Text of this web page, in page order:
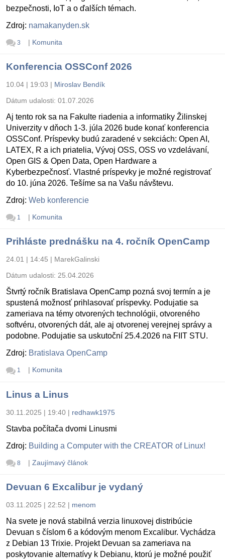
bezpečnosti, IoT a o ďalších témach.
Zdroj: namakanyden.sk
3 | Komunita
Konferencia OSSConf 2026
10.04 | 19:03 | Miroslav Bendík
Dátum udalosti: 01.07.2026
Aj tento rok sa na Fakulte riadenia a informatiky Žilinskej
Univerzity v dňoch 1-3. júla 2026 bude konať konferencia
OSSConf. Príspevky budú zaradené v sekciách: Open AI,
LATEX, R a ich priatelia, Vývoj OSS, OSS vo vzdelávaní,
Open GIS & Open Data, Open Hardware a
Kyberbezpečnosť. Vlastné príspevky je možné registrovať
do 10. júna 2026. Tešíme sa na Vašu návštevu.
Zdroj: Web konferencie
1 | Komunita
Prihláste prednášku na 4. ročník OpenCamp
24.01 | 14:45 | MarekGalinski
Dátum udalosti: 25.04.2026
Štvrtý ročník Bratislava OpenCamp pozná svoj termín a je
spustená možnosť prihlasovať príspevky. Podujatie sa
zameriava na témy otvorených technológii, otvoreného
softvéru, otvorených dát, ale aj otvorenej verejnej správy a
podobne. Podujatie sa uskutoční 25.4.2026 na FIIT STU.
Zdroj: Bratislava OpenCamp
1 | Komunita
Linus a Linus
30.11.2025 | 19:40 | redhawk1975
Stavba počítača dvomi Linusmi
Zdroj: Building a Computer with the CREATOR of Linux!
8 | Zaujímavý článok
Devuan 6 Excalibur je vydaný
03.11.2025 | 22:52 | menom
Na svete je nová stabilná verzia linuxovej distribúcie
Devuan s číslom 6 a kódovým menom Excalibur. Vychádza
z Debian 13 Trixie. Projekt Devuan sa zameriava na
poskytovanie alternatívy k Debianu, ktorú je možné použiť